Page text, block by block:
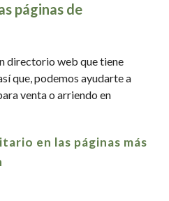
páginas de
directorio web que tiene
que, podemos ayudarte a
venta o arriendo en
en las páginas más